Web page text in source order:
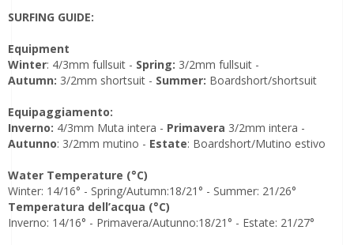
SURFING GUIDE:
Equipment
Winter: 4/3mm fullsuit - Spring: 3/2mm fullsuit -
Autumn: 3/2mm shortsuit - Summer: Boardshort/shortsuit
Equipaggiamento:
Inverno: 4/3mm Muta intera - Primavera 3/2mm intera -
Autunno: 3/2mm mutino - Estate: Boardshort/Mutino estivo
Water Temperature (°C)
Winter: 14/16° - Spring/Autumn:18/21° - Summer: 21/26°
Temperatura dell’acqua (°C)
Inverno: 14/16° - Primavera/Autunno:18/21° - Estate: 21/27°